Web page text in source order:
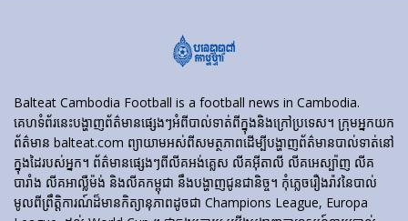
Balteat Cambodia Football is a football news in Cambodia.
គេហទំព័រ​នេះ​បង្ហាញ​ព័ត៌មាន​ផ្សេងៗ​អំពី​បាល់ទាត់​ពី​ក្នុង​និង​ក្រៅ​ប្រទេស។ ក្រុមអ្នកយក
ព័ត៌មាន balteat.com ព្យាយាមអស់ពីសមត្ថភាពដើម្បីបង្ហាញព័ត៌មានបាល់ទាត់នៅ
ក្នុងដៃរបស់អ្នក។ ព័ត៌មានផ្សេងៗពីលីគអង់គ្លេស លីគអ៊ីតាលី លីគអេស្ប៉ាញ លីគ
បារាំង លីគអាល្លឺម៉ង់ និងលីគកម្ពុជា នឹងបង្ហាញជូនជានិច្ច។ កុំភ្លេចរឿងរ៉ាវនៃបាល់
មូលពីព្រឹត្តិការណ៍ដ៏មានកិត្យានុភាពដូចជា Champions League, Europa